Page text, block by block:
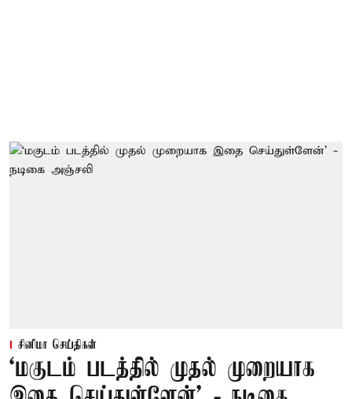
சினிமா செய்திகள்
‘மகுடம் படத்தில் முதல் முறையாக